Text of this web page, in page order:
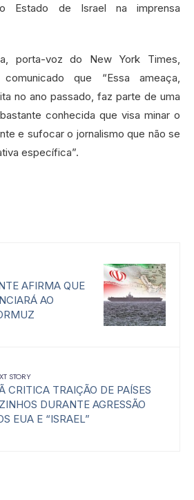
Estado de Israel na imprensa
porta-voz do New York Times,
que “Essa ameaça,
no ano passado, faz parte de uma
conhecida que visa minar o
e sufocar o jornalismo que não se
específica”.
AFIRMA QUE
AO
STORY
CRITICA TRAIÇÃO DE PAÍSES
DURANTE AGRESSÃO
EUA E “ISRAEL”